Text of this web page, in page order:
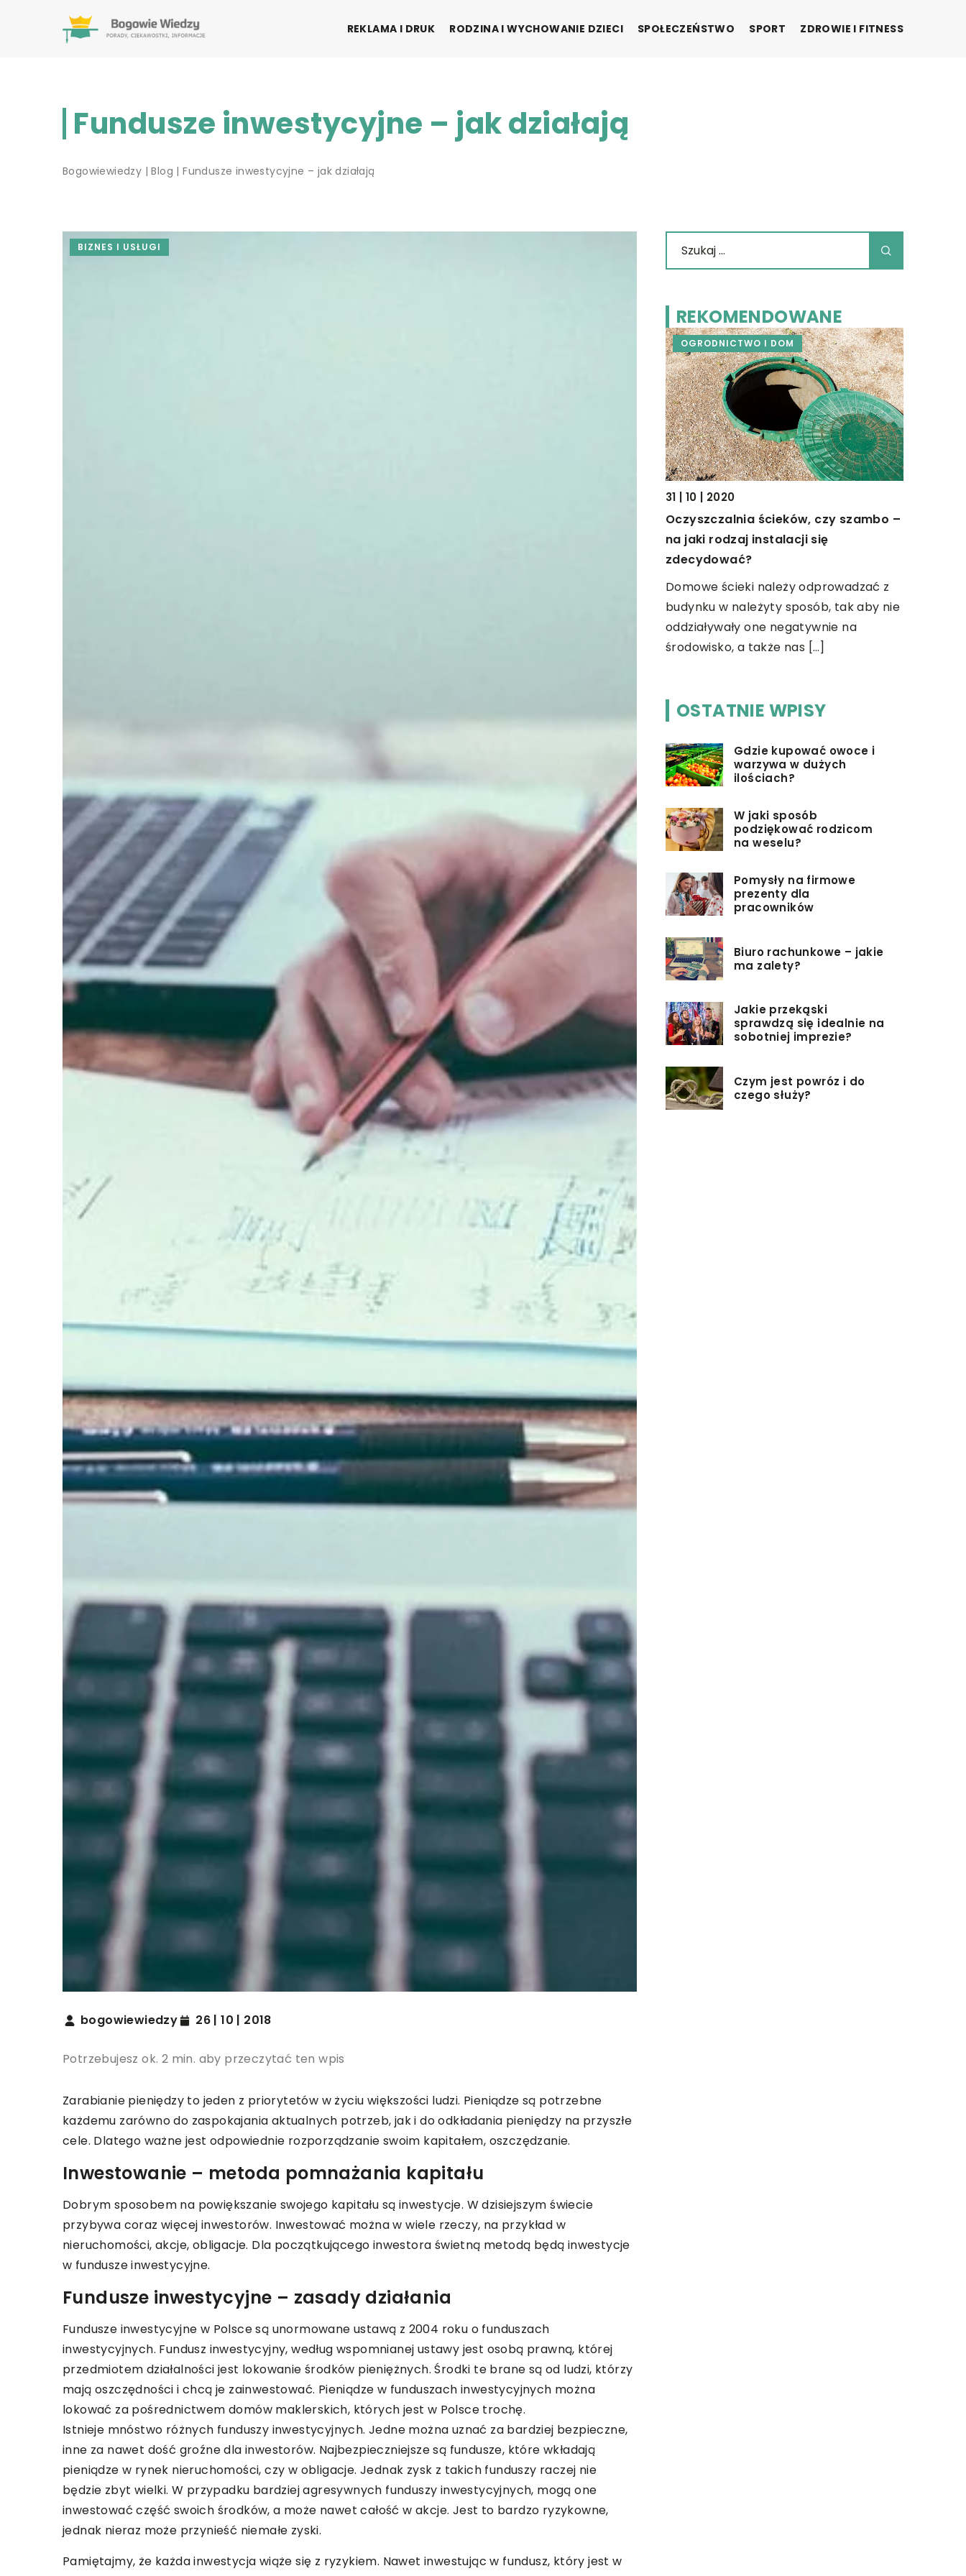
REKLAMA I DRUK RODZINA I WYCHOWANIE DZIECI SPOŁECZEŃSTWO SPORT ZDROWIE I FITNESS
Fundusze inwestycyjne – jak działają
Bogowiewiedzy |Blog |Fundusze inwestycyjne – jak działają
BIZNES I USŁUGI
bogowiewiedzy 26 | 10 | 2018
Potrzebujesz ok. 2 min. aby przeczytać ten wpis
Zarabianie pieniędzy to jeden z priorytetów w życiu większości ludzi. Pieniądze są potrzebne
każdemu zarówno do zaspokajania aktualnych potrzeb, jak i do odkładania pieniędzy na przyszłe
cele. Dlatego ważne jest odpowiednie rozporządzanie swoim kapitałem, oszczędzanie.
Inwestowanie – metoda pomnażania kapitału
Dobrym sposobem na powiększanie swojego kapitału są inwestycje. W dzisiejszym świecie
przybywa coraz więcej inwestorów. Inwestować można w wiele rzeczy, na przykład w
nieruchomości, akcje, obligacje. Dla początkującego inwestora świetną metodą będą inwestycje
w fundusze inwestycyjne.
Fundusze inwestycyjne – zasady działania
Fundusze inwestycyjne w Polsce są unormowane ustawą z 2004 roku o funduszach
inwestycyjnych. Fundusz inwestycyjny, według wspomnianej ustawy jest osobą prawną, której
przedmiotem działalności jest lokowanie środków pieniężnych. Środki te brane są od ludzi, którzy
mają oszczędności i chcą je zainwestować. Pieniądze w funduszach inwestycyjnych można
lokować za pośrednictwem domów maklerskich, których jest w Polsce trochę.
Istnieje mnóstwo różnych funduszy inwestycyjnych. Jedne można uznać za bardziej bezpieczne,
inne za nawet dość groźne dla inwestorów. Najbezpieczniejsze są fundusze, które wkładają
pieniądze w rynek nieruchomości, czy w obligacje. Jednak zysk z takich funduszy raczej nie
będzie zbyt wielki. W przypadku bardziej agresywnych funduszy inwestycyjnych, mogą one
inwestować część swoich środków, a może nawet całość w akcje. Jest to bardzo ryzykowne,
jednak nieraz może przynieść niemałe zyski.
Pamiętajmy, że każda inwestycja wiąże się z ryzykiem. Nawet inwestując w fundusz, który jest w
REKOMENDOWANE
OGRODNICTWO I DOM
31 | 10 | 2020
Oczyszczalnia ścieków, czy szambo –
na jaki rodzaj instalacji się
zdecydować?
Domowe ścieki należy odprowadzać z
budynku w należyty sposób, tak aby nie
oddziaływały one negatywnie na
środowisko, a także nas […]
OSTATNIE WPISY
Gdzie kupować owoce i
warzywa w dużych
ilościach?
W jaki sposób
podziękować rodzicom
na weselu?
Pomysły na firmowe
prezenty dla
pracowników
Biuro rachunkowe – jakie
ma zalety?
Jakie przekąski
sprawdzą się idealnie na
sobotniej imprezie?
Czym jest powróz i do
czego służy?